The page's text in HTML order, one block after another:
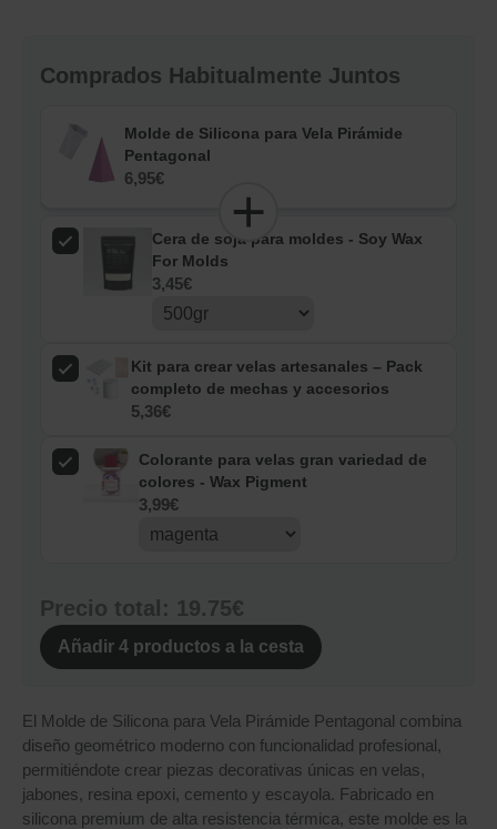
Comprados Habitualmente Juntos
Molde de Silicona para Vela Pirámide
Pentagonal
6,95€
Cera de soja para moldes - Soy Wax
For Molds
3,45€
Kit para crear velas artesanales – Pack
completo de mechas y accesorios
5,36€
Colorante para velas gran variedad de
colores - Wax Pigment
3,99€
Precio total: 19.75€
Añadir 4 productos a la cesta
El Molde de Silicona para Vela Pirámide Pentagonal combina
diseño geométrico moderno con funcionalidad profesional,
permitiéndote crear piezas decorativas únicas en velas,
jabones, resina epoxi, cemento y escayola. Fabricado en
silicona premium de alta resistencia térmica, este molde es la